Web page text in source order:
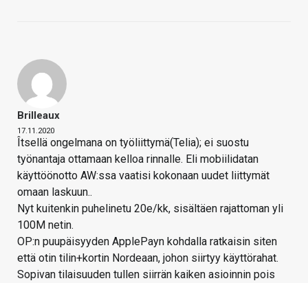
Brilleaux
17.11.2020
Îtsellä ongelmana on työliittymä(Telia); ei suostu
työnantaja ottamaan kelloa rinnalle. Eli mobiilidatan
käyttöönotto AW:ssa vaatisi kokonaan uudet liittymät
omaan laskuun..
Nyt kuitenkin puhelinetu 20e/kk, sisältäen rajattoman yli
100M netin.
OP:n puupäisyyden ApplePayn kohdalla ratkaisin siten
että otin tilin+kortin Nordeaan, johon siirtyy käyttörahat.
Sopivan tilaisuuden tullen siirrän kaiken asioinnin pois